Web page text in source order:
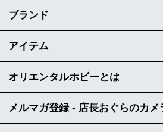
ブランド
アイテム
オリエンタルホビーとは
メルマガ登録 - 店長おぐらのカメ